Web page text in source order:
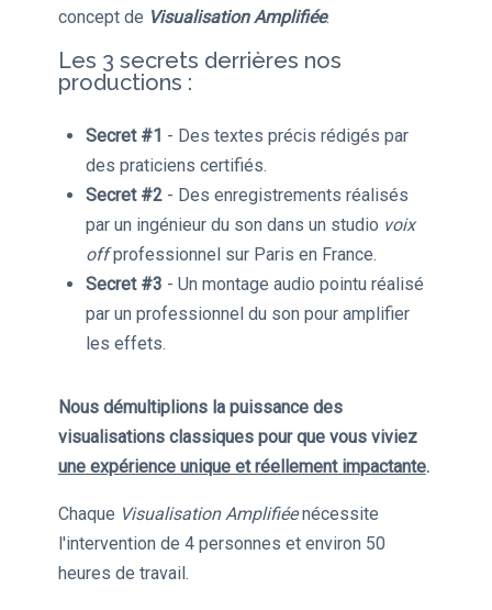
concept de Visualisation Amplifiée.
Les 3 secrets derrières nos
productions :
Secret #1 - Des textes précis rédigés par
des praticiens certifiés.
Secret #2- Des enregistrements réalisés
par un ingénieur du son dans un studio voix
offprofessionnel sur Paris en France.
Secret #3 - Un montage audio pointu réalisé
par un professionnel du son pour amplifier
les effets.
Nous démultiplions la puissance des
visualisations classiques pour que vous viviez
une expérience unique et réellement impactante.
Chaque Visualisation Amplifiéenécessite
l'intervention de 4 personnes et environ 50
heures de travail.